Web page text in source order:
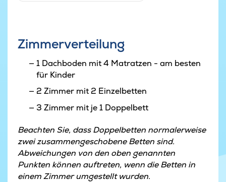
Zimmerverteilung
1 Dachboden mit 4 Matratzen - am besten
für Kinder
2 Zimmer mit 2 Einzelbetten
3 Zimmer mit je 1 Doppelbett
Beachten Sie, dass Doppelbetten normalerweise
zwei zusammengeschobene Betten sind.
Abweichungen von den oben genannten
Punkten können auftreten, wenn die Betten in
einem Zimmer umgestellt wurden.